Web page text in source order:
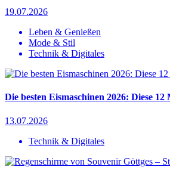
19.07.2026
Leben & Genießen
Mode & Stil
Technik & Digitales
Die besten Eismaschinen 2026: Diese
13.07.2026
Technik & Digitales